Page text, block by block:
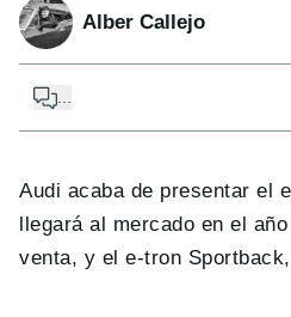
Alber Callejo
Audi acaba de presentar el
llegará al mercado en el
venta, y el e-tron